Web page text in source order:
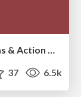
Exploring the Power of Turbo Streams & Action Cable | RailsConf2023
37 6.5k